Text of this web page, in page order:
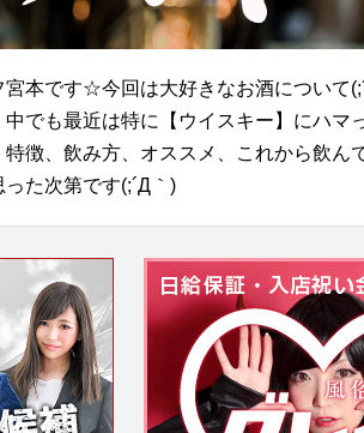
本です☆今回は大好きなお酒について
でも最近は特に【ウイスキー】にハマ
徴、飲み方、オススメ、これから飲ん
た次第です(;´Д｀)